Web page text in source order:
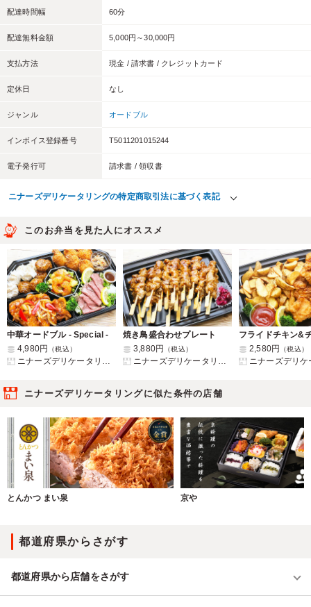
配達時間幅 60分
配達無料金額 5,000円～30,000円
支払方法 現金 / 請求書 / クレジットカード
定休日 なし
ジャンル オードブル
インボイス登録番号 T5011201015244
電子発行可 請求書 / 領収書
ニナーズデリケータリングの特定商取引法に基づく表記
このお弁当を見た人にオススメ
中華オードブル - Special -
4,980円
（税込）
ニナーズデリケータリング
焼き鳥盛合わせプレート
3,880円
（税込）
ニナーズデリケータリング
2,580円 （税込）
ニナーズデリケー
ニナーズデリケータリングに似た条件の店舗
とんかつ まい泉 京や
都道府県からさがす
都道府県から店舗をさがす